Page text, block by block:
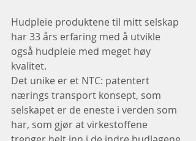
Hudpleie produktene til mitt selskap
har 33 års erfaring med å utvikle
også hudpleie med meget høy
kvalitet.
Det unike er et NTC: patentert
nærings transport konsept, som
selskapet er de eneste i verden som
har, som gjør at virkestoffene